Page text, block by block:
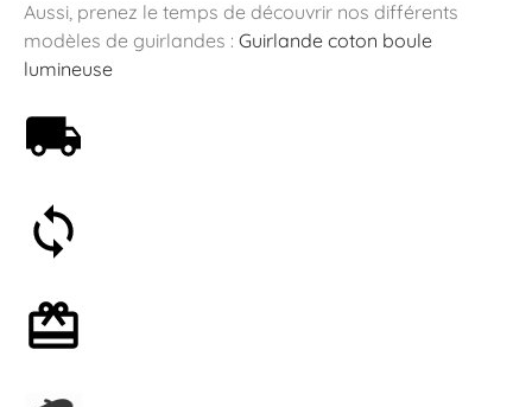
Aussi, prenez le temps de découvrir nos différents
modèles de guirlandes : Guirlande coton boule
lumineuse